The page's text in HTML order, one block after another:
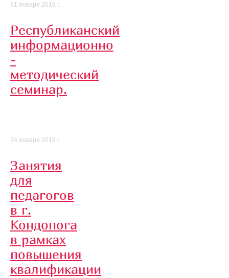
31 января 2019 г.
Республиканский
информационно
-
методический
семинар.
24 января 2019 г.
Занятия
для
педагогов
в г.
Кондопога
в рамках
повышения
квалификации